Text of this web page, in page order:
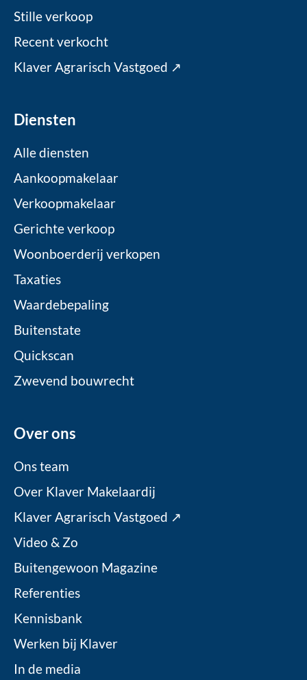
Stille verkoop
Recent verkocht
Klaver Agrarisch Vastgoed ↗
Diensten
Alle diensten
Aankoopmakelaar
Verkoopmakelaar
Gerichte verkoop
Woonboerderij verkopen
Taxaties
Waardebepaling
Buitenstate
Quickscan
Zwevend bouwrecht
Over ons
Ons team
Over Klaver Makelaardij
Klaver Agrarisch Vastgoed ↗
Video & Zo
Buitengewoon Magazine
Referenties
Kennisbank
Werken bij Klaver
In de media